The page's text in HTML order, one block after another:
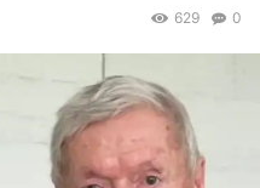
0
629